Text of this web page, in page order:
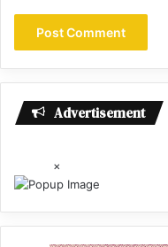
Advertisement
×